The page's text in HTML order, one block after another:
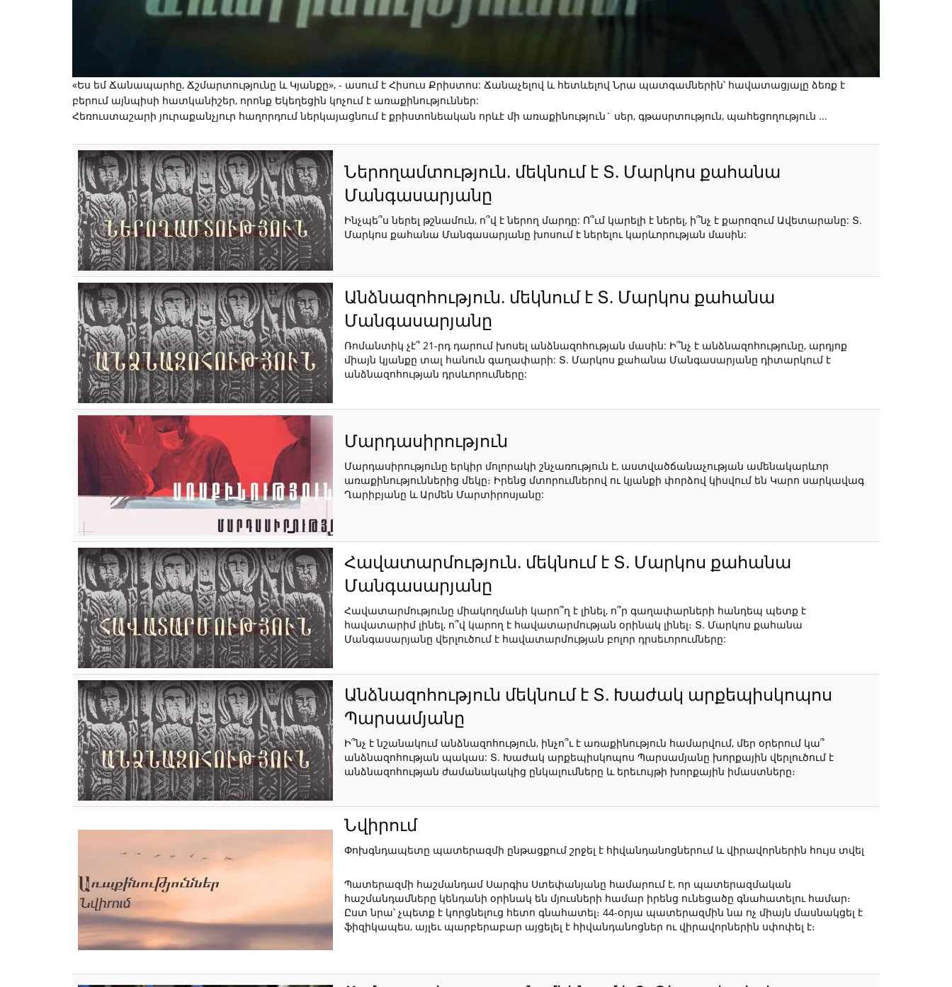
«Ես եմ Ճանապարհը, Ճշմարտությունը և Կյանքը», - ասում է Հիսուս Քրիստոս: Ճանաչելով և հետևելով Նրա պատգամներին՝ հավատացյալը ձեռք է
բերում այնպիսի հատկանիշեր, որոնք Եկեղեցին կոչում է առաքինություններ:
Հեռուստաշարի յուրաքանչյուր հաղորդում ներկայացնում է քրիստոնեական որևէ մի առաքինություն` սեր, գթասրտություն, պահեցողություն ...
Ներողամտություն. մեկնում է Տ. Մարկոս քահանա
Մանգասարյանը
Ինչպե՞ս ներել թշնամուն, ո՞վ է ներող մարդը: Ո՞ւմ կարելի է ներել, ի՞նչ է քարոզում Ավետարանը: Տ.
Մարկոս քահանա Մանգասարյանը խոսում է ներելու կարևորության մասին:
Անձնազոհություն. մեկնում է Տ. Մարկոս քահանա
Մանգասարյանը
Ռոմանտիկ չէ՞ 21-րդ դարում խոսել անձնազոհության մասին: Ի՞նչ է անձնազոհությունը, արդյոք
միայն կյանքը տալ հանուն գաղափարի: Տ. Մարկոս քահանա Մանգասարյանը դիտարկում է
անձնազոհության դրսևորումները:
Մարդասիրություն
Մարդասիրությունը երկիր մոլորակի շնչառություն է, աստվածճանաչության ամենակարևոր
առաքինություններից մեկը։ Իրենց մտորումներով ու կյանքի փորձով կիսվում են Կարո սարկավագ
Ղարիբյանը և Արմեն Մարտիրոսյանը:
Հավատարմություն. մեկնում է Տ. Մարկոս քահանա
Մանգասարյանը
Հավատարմությունը միակողմանի կարո՞ղ է լինել, ո՞ր գաղափարների հանդեպ պետք է
հավատարիմ լինել, ո՞վ կարող է հավատարմության օրինակ լինել։ Տ. Մարկոս քահանա
Մանգասարյանը վերլուծում է հավատարմության բոլոր դրսեւորումները:
Անձնազոհություն մեկնում է Տ. Խաժակ արքեպիսկոպոս
Պարսամյանը
Ի՞նչ է նշանակում անձնազոհություն, ինչո՞ւ է առաքինություն համարվում, մեր օրերում կա՞
անձնազոհության պակաս: Տ. Խաժակ արքեպիսկոպոս Պարսամյանը խորքային վերլուծում է
անձնազոհության ժամանակակից ընկալումները և երեւույթի խորքային իմաստները։
Նվիրում
Փոխգնդապետը պատերազմի ընթացքում շրջել է հիվանդանոցներում և վիրավորներին հույս տվել
Պատերազմի հաշմանդամ Սարգիս Ստեփանյանը համարում է, որ պատերազմական
հաշմանդամները կենդանի օրինակ են մյուսների համար իրենց ունեցածը գնահատելու համար։
Ըստ նրա՝ չպետք է կորցնելուց հետո գնահատել։ 44-օրյա պատերազմին նա ոչ միայն մասնակցել է
ֆիզիկապես, այլեւ պարբերաբար այցելել է հիվանդանոցներ ու վիրավորներին սփոփել է։